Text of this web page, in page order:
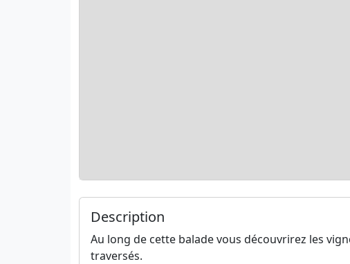
Description
Au long de cette balade vous découvrirez les
traversés.